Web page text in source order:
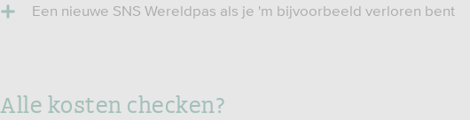
Een nieuwe SNS Wereldpas als je 'm bijvoorbeeld verloren bent
Alle kosten checken?